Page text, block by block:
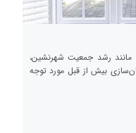
مانند رشد جمعیت شهرنشین،
بیش از قبل مورد توجه